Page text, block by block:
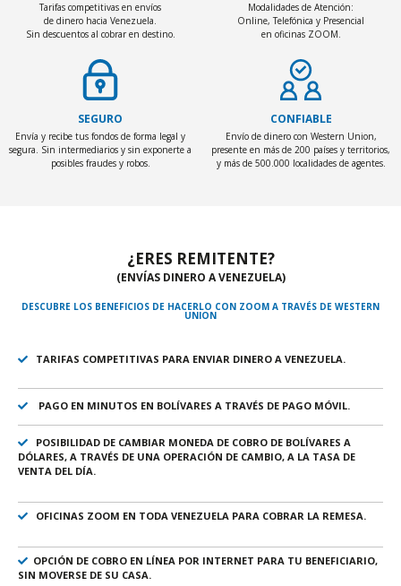
Tarifas competitivas en envíos
de dinero hacia Venezuela.
Sin descuentos al cobrar en destino.
Modalidades de Atención:
Online, Telefónica y Presencial
en oficinas ZOOM.
SEGURO
Envía y recibe tus fondos de forma legal y
segura. Sin intermediarios y sin exponerte a
posibles fraudes y robos.
CONFIABLE
Envío de dinero con Western Union,
presente en más de 200 países y territorios,
y más de 500.000 localidades de agentes.
¿ERES REMITENTE?
(ENVÍAS DINERO A VENEZUELA)
DESCUBRE LOS BENEFICIOS DE HACERLO CON ZOOM A TRAVÉS DE WESTERN
UNION
TARIFAS COMPETITIVAS PARA ENVIAR DINERO A VENEZUELA.
PAGO EN MINUTOS EN BOLÍVARES A TRAVÉS DE PAGO MÓVIL.
POSIBILIDAD DE CAMBIAR MONEDA DE COBRO DE BOLÍVARES A
DÓLARES, A TRAVÉS DE UNA OPERACIÓN DE CAMBIO, A LA TASA DE
VENTA DEL DÍA.
OFICINAS ZOOM EN TODA VENEZUELA PARA COBRAR LA REMESA.
OPCIÓN DE COBRO EN LÍNEA POR INTERNET PARA TU BENEFICIARIO,
SIN MOVERSE DE SU CASA.